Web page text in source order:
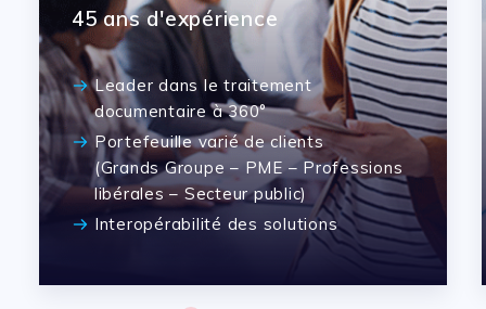
45 ans d'expérience
Leader dans le traitement
documentaire à 360°
Portefeuille varié de clients
(Grands Groupe – PME – Professions
libérales – Secteur public)
Interopérabilité des solutions